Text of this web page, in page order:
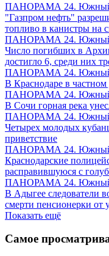
ПАНОРАМА 24. Южный
"Газпром нефть"
топливо в канистры на
ПАНОРАМА 24. Южный
Число погибших в
достигло 6, среди них
ПАНОРАМА 24. Южный
В Краснодаре в
ПАНОРАМА 24. Южный
В Сочи горная река
ПАНОРАМА 24. Южный
Четырех молодых
приветствие
ПАНОРАМА 24. Южный
Краснодарские
расправившуюся с
ПАНОРАМА 24. Южный
В Адыгее следователи
смерти пенсионерки от
Показать ещё
Самое